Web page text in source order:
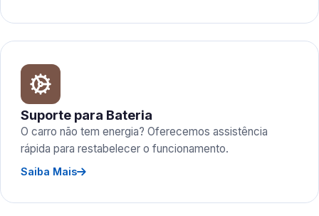
Suporte para Bateria
O carro não tem energia? Oferecemos assistência
rápida para restabelecer o funcionamento.
Saiba Mais